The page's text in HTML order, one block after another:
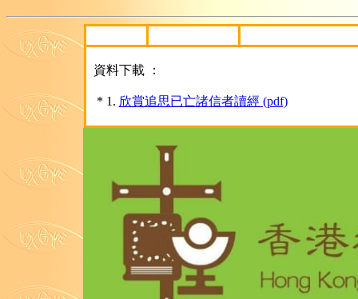
資料下載 ：
* 1. 欣賞追思已亡諸信者讀經 (pdf)